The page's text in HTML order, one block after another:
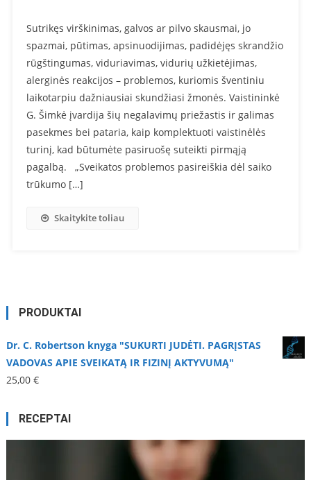
Sutrikęs virškinimas, galvos ar pilvo skausmai, jo
spazmai, pūtimas, apsinuodijimas, padidėjęs skrandžio
rūgštingumas, viduriavimas, vidurių užkietėjimas,
alerginės reakcijos – problemos, kuriomis šventiniu
laikotarpiu dažniausiai skundžiasi žmonės. Vaistininkė
G. Šimkė įvardija šių negalavimų priežastis ir galimas
pasekmes bei pataria, kaip komplektuoti vaistinėlės
turinį, kad būtumėte pasiruošę suteikti pirmąją
pagalbą. „Sveikatos problemos pasireiškia dėl saiko
trūkumo […]
Skaitykite toliau
PRODUKTAI
Dr. C. Robertson knyga "SUKURTI JUDĖTI. PAGRĮSTAS
VADOVAS APIE SVEIKATĄ IR FIZINĮ AKTYVUMĄ"
25,00 €
RECEPTAI